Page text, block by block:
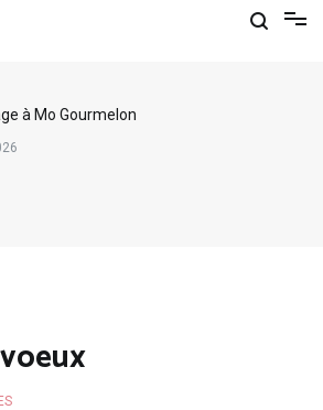
à Mo Gourmelon